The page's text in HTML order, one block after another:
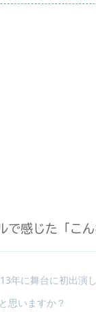
で感じた「こ
に舞台に初出演
思いますか？